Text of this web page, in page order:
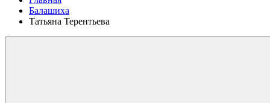
Балашиха
Татьяна Терентьева